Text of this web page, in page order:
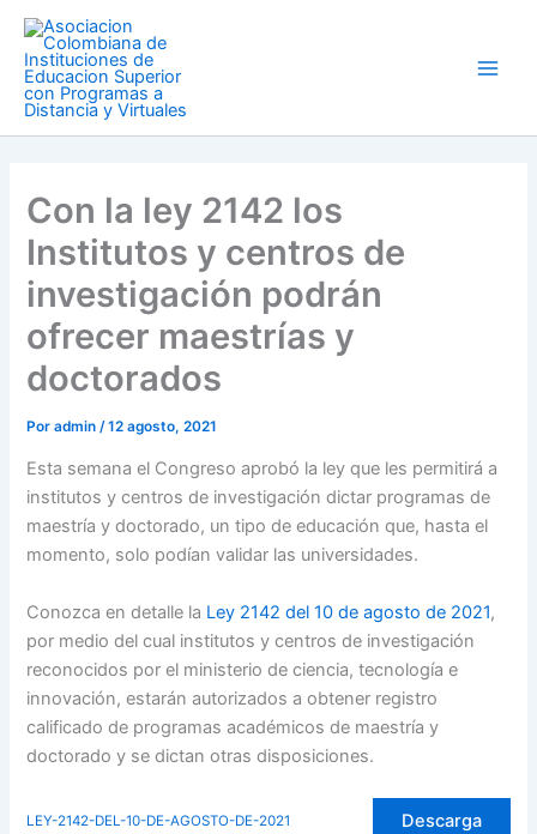
contenido
Con la ley 2142 los
Institutos y centros de
investigación podrán
ofrecer maestrías y
doctorados
Poradmin/12 agosto, 2021
Esta semana el Congreso aprobó la ley que les permitirá a
institutos y centros de investigación dictar programas de
maestría y doctorado, un tipo de educación que, hasta el
momento, solo podían validar las universidades.
Conozca en detalle la Ley 2142 del 10 de agosto de 2021,
por medio del cual institutos y centros de investigación
reconocidos por el ministerio de ciencia, tecnología e
innovación, estarán autorizados a obtener registro
calificado de programas académicos de maestría y
doctorado y se dictan otras disposiciones.
LEY-2142-DEL-10-DE-AGOSTO-DE-2021 Descarga